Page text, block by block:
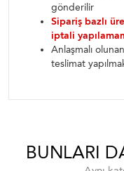
gönderilir
Sipariş bazlı
iptali
Anlaşmalı
teslimat
BUNLARI